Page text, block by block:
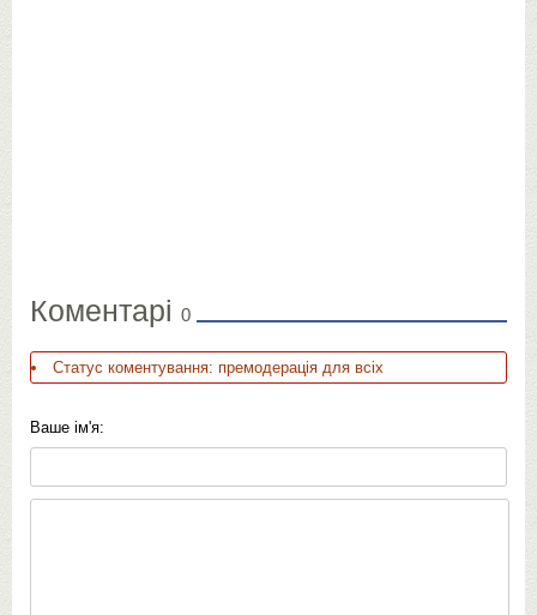
Коментарі 0
Статус коментування: премодерація для всіх
Ваше ім'я: